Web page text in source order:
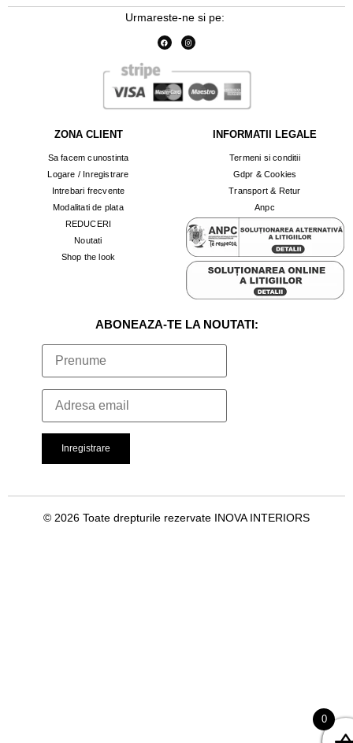
Urmareste-ne si pe:
ZONA CLIENT
Sa facem cunostinta
Logare / Inregistrare
Intrebari frecvente
Modalitati de plata
REDUCERI
Noutati
Shop the look
INFORMATII LEGALE
Termeni si conditii
Gdpr & Cookies
Transport & Retur
Anpc
ABONEAZA-TE LA NOUTATI:
© 2026 Toate drepturile rezervate INOVA INTERIORS
0